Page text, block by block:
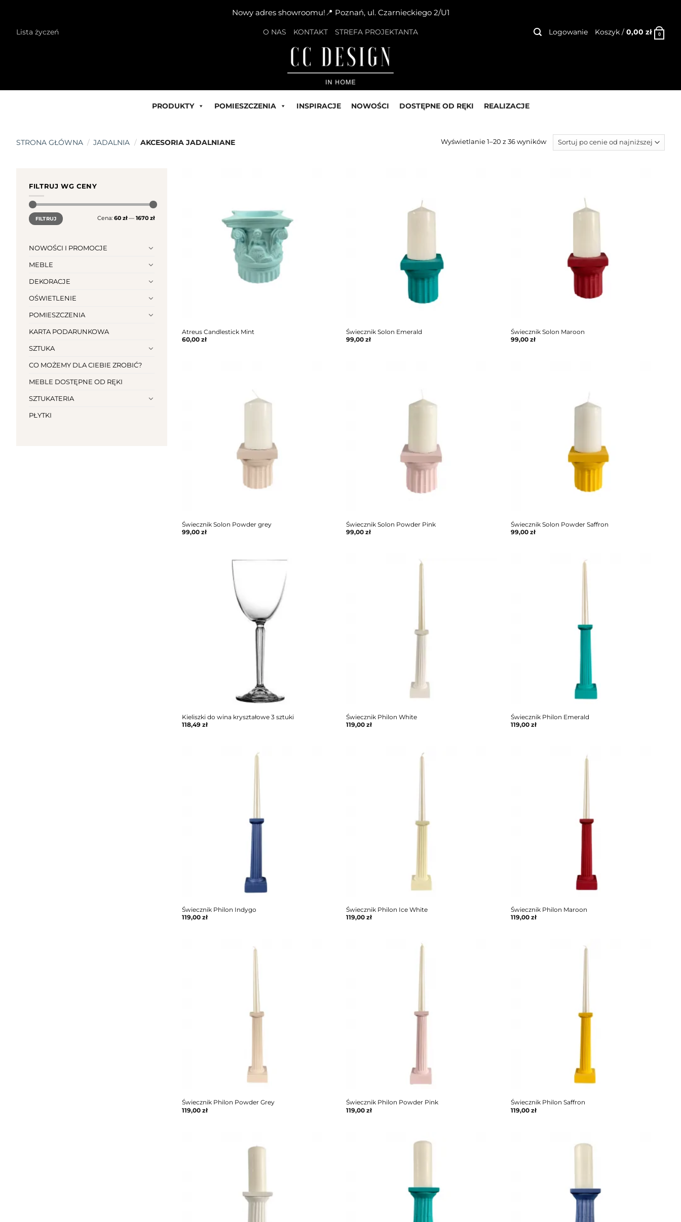
Nowy adres showroomu!📍 Poznań, ul. Czarnieckiego 2/U1
Lista życzeń O NAS KONTAKT STREFA PROJEKTANTA Logowanie Koszyk / 0,00 zł 0
PRODUKTY POMIESZCZENIA INSPIRACJE NOWOŚCI DOSTĘPNE OD RĘKI REALIZACJE
STRONA GŁÓWNA / JADALNIA / AKCESORIA JADALNIANE Wyświetlanie 1–20 z 36 wyników
FILTRUJ WG CENY
Cena
min.
Cena
maks.
FILTRUJ Cena: 60 zł— 1670 zł
NOWOŚCI I PROMOCJE
MEBLE
DEKORACJE
OŚWIETLENIE
POMIESZCZENIA
KARTA PODARUNKOWA
SZTUKA
CO MOŻEMY DLA CIEBIE ZROBIĆ?
MEBLE DOSTĘPNE OD RĘKI
SZTUKATERIA
PŁYTKI
Atreus Candlestick Mint
60,00zł
Świecznik Solon Emerald
99,00zł
Świecznik Solon Maroon
99,00 zł
Świecznik Solon Powder grey
99,00zł
Świecznik Solon Powder Pink
99,00zł
Świecznik Solon Powder Saffron
99,00 zł
Kieliszki do wina kryształowe 3 sztuki
118,49zł
Świecznik Philon White
119,00zł
Świecznik Philon Emerald
119,00 zł
Świecznik Philon Indygo
119,00zł
Świecznik Philon Ice White
119,00zł
Świecznik Philon Maroon
119,00 zł
Świecznik Philon Powder Grey
119,00zł
Świecznik Philon Powder Pink
119,00zł
Świecznik Philon Saffron
119,00 zł